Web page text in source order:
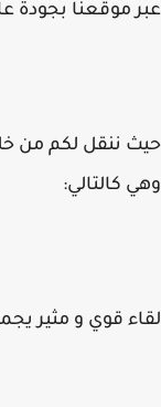
موقعنا بجودة
ننقل لكم من خلال
كالتالي:
قوي و مثير يجمع